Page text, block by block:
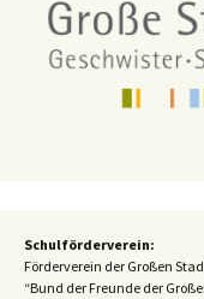
Schulförderverein:
Förderverein der Großen
“Bund der Freunde der